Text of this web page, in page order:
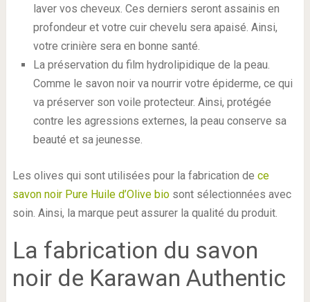
laver vos cheveux. Ces derniers seront assainis en
profondeur et votre cuir chevelu sera apaisé. Ainsi,
votre crinière sera en bonne santé.
La préservation du film hydrolipidique de la peau.
Comme le savon noir va nourrir votre épiderme, ce qui
va préserver son voile protecteur. Ainsi, protégée
contre les agressions externes, la peau conserve sa
beauté et sa jeunesse.
Les olives qui sont utilisées pour la fabrication de ce
savon noir Pure Huile d’Olive biosont sélectionnées avec
soin. Ainsi, la marque peut assurer la qualité du produit.
La fabrication du savon
noir de Karawan Authentic